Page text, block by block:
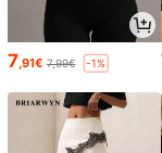
7 ,91€ 7,99€ -1%